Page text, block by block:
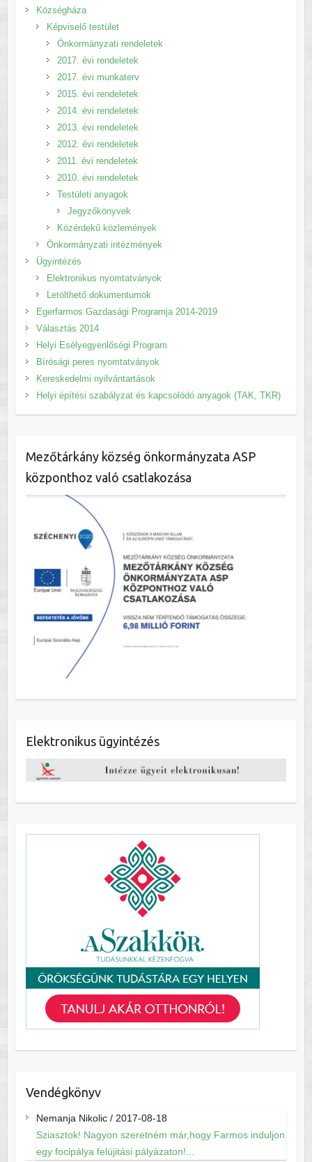
Községháza
Képviselő testület
Önkormányzati rendeletek
2017. évi rendeletek
2017. évi munkaterv
2015. évi rendeletek
2014. évi rendeletek
2013. évi rendeletek
2012. évi rendeletek
2011. évi rendeletek
2010. évi rendeletek
Testületi anyagok
Jegyzőkönyvek
Közérdekű közlemények
Önkormányzati intézmények
Ügyintézés
Elektronikus nyomtatványok
Letölthető dokumentumok
Egerfarmos Gazdasági Programja 2014-2019
Választás 2014
Helyi Esélyegyenlőségi Program
Bírósági peres nyomtatványok
Kereskedelmi nyilvántartások
Helyi építési szabályzat és kapcsolódó anyagok (TAK, TKR)
Mezőtárkány község önkormányzata ASP
központhoz való csatlakozása
Elektronikus ügyintézés
Vendégkönyv
Nemanja Nikolic/ 2017-08-18
Sziasztok! Nagyon szeretném már,hogy Farmos induljon
egy focipálya felújitási pályázaton!...